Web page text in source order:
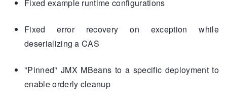
Fixed example runtime configurations
Fixed error recovery on exception while
deserializing a CAS
"Pinned" JMX MBeans to a specific deployment to
enable orderly cleanup